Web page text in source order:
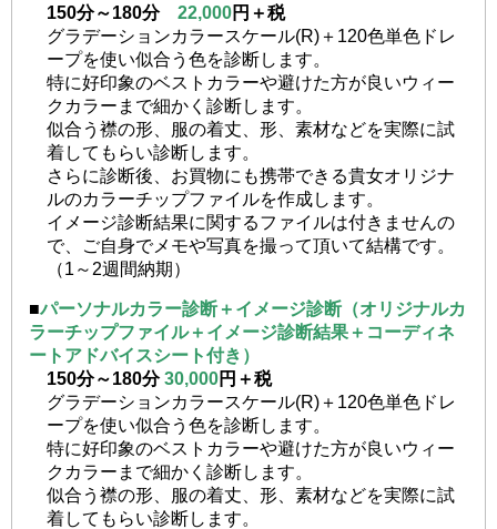
150分～180分 22,000円＋税
グラデーションカラースケール(R)＋120色単色ドレ
ープを使い似合う色を診断します。
特に好印象のベストカラーや避けた方が良いウィー
クカラーまで細かく診断します。
似合う襟の形、服の着丈、形、素材などを実際に試
着してもらい診断します。
さらに診断後、お買物にも携帯できる貴女オリジナ
ルのカラーチップファイルを作成します。
イメージ診断結果に関するファイルは付きませんの
で、ご自身でメモや写真を撮って頂いて結構です。
（1～2週間納期）
■パーソナルカラー診断＋イメージ診断（オリジナルカ
ラーチップファイル＋イメージ診断結果＋コーディネ
ートアドバイスシート付き）
150分～180分30,000円＋税
グラデーションカラースケール(R)＋120色単色ドレ
ープを使い似合う色を診断します。
特に好印象のベストカラーや避けた方が良いウィー
クカラーまで細かく診断します。
似合う襟の形、服の着丈、形、素材などを実際に試
着してもらい診断します。